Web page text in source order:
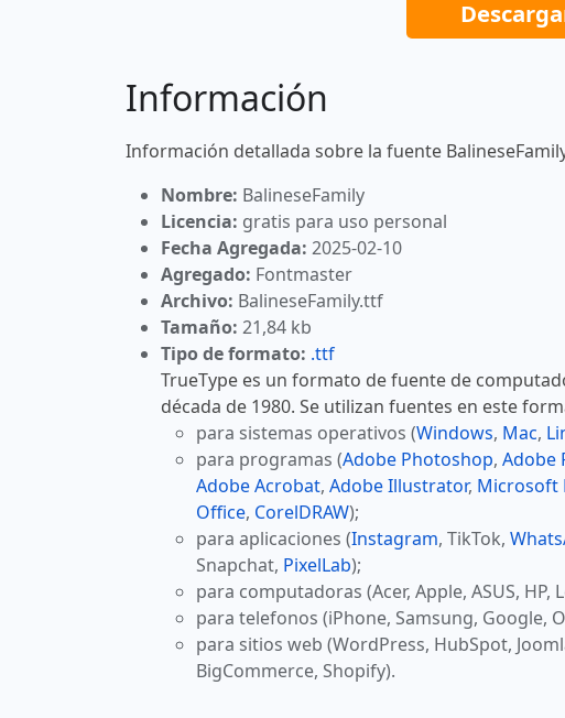
Información
Información detallada sobre la fuente
Nombre: BalineseFamily
Licencia: gratis para uso personal
Fecha Agregada: 2025-02-10
Agregado: Fontmaster
Archivo: BalineseFamily.ttf
Tamaño: 21,84 kb
Tipo de formato: .ttf
TrueType es un formato de fuente de
década de 1980. Se utilizan fuentes en este
para sistemas operativos (Windows, Mac,
para programas (Adobe Photoshop, Adobe
Adobe Acrobat, Adobe Illustrator, Microsoft
Office, CorelDRAW);
para aplicaciones (Instagram, TikTok,
Snapchat, PixelLab);
para computadoras (Acer, Apple, ASUS, HP,
para telefonos (iPhone, Samsung, Google,
para sitios web (WordPress, HubSpot,
BigCommerce, Shopify).